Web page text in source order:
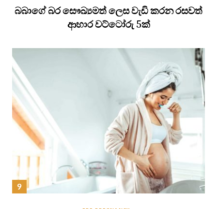
බබාගේ බර සෞඛ්‍යමත් ලෙස වැඩි කරන රසවත්
ආහාර වට්ටෝරු 5ක්